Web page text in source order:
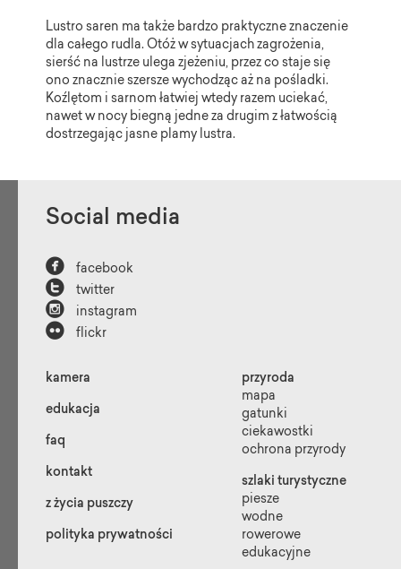
Lustro saren ma także bardzo praktyczne znaczenie
dla całego rudla. Otóż w sytuacjach zagrożenia,
sierść na lustrze ulega zjeżeniu, przez co staje się
ono znacznie szersze wychodząc aż na pośladki.
Koźlętom i sarnom łatwiej wtedy razem uciekać,
nawet w nocy biegną jedne za drugim z łatwością
dostrzegając jasne plamy lustra.
Social media
 facebook
 twitter
 instagram
 flickr
kamera
edukacja
faq
kontakt
z życia puszczy
polityka prywatności
przyroda
mapa
gatunki
ciekawostki
ochrona przyrody
szlaki turystyczne
piesze
wodne
rowerowe
edukacyjne